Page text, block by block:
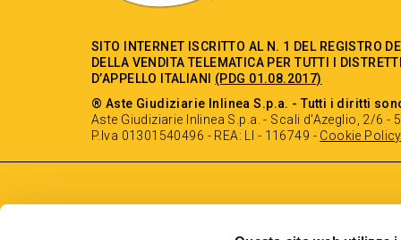
SITO INTERNET ISCRITTO AL N. 1 DEL REGISTRO
DELLA VENDITA TELEMATICA PER TUTTI I
D’APPELLO ITALIANI (PDG 01.08.2017)
® Aste Giudiziarie Inlinea S.p.a. - Tutti i diritti
Aste Giudiziarie Inlinea S.p.a. - Scali d'Azeglio, 2/6 -
P.Iva 01301540496 - REA: LI - 116749 - Cookie Policy